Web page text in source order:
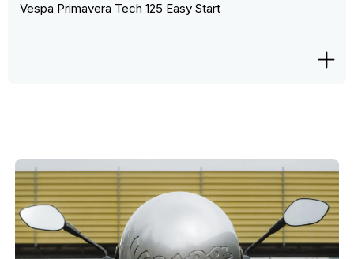
Vespa Primavera Tech 125 Easy Start